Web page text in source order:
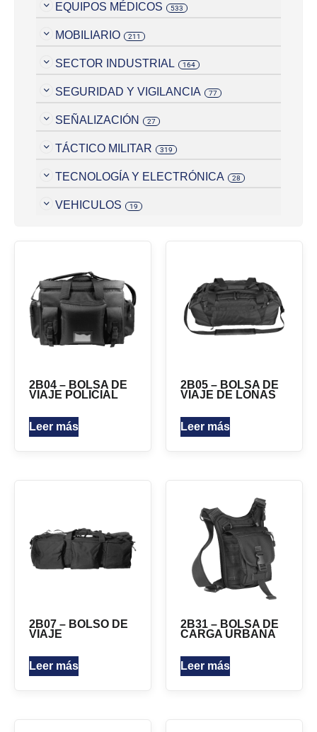
EQUIPOS MÉDICOS 533
MOBILIARIO 211
SECTOR INDUSTRIAL 164
SEGURIDAD Y VIGILANCIA 77
SEÑALIZACIÓN 27
TÁCTICO MILITAR 319
TECNOLOGÍA Y ELECTRÓNICA 28
VEHICULOS 19
2B04 – BOLSA DE
VIAJE POLICIAL
Leer más
2B05 – BOLSA DE
VIAJE DE LONAS
Leer más
2B07 – BOLSO DE
VIAJE
Leer más
2B31 – BOLSA DE
CARGA URBANA
Leer más